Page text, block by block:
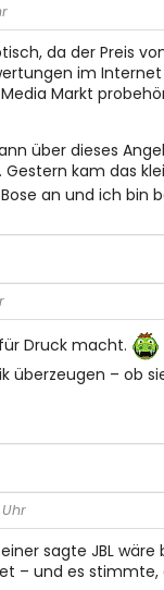
da der Preis
im
Markt
über dieses
kam das
an und ich bin
Druck macht.
überzeugen – ob
sagte JBL
– und es stimmte,